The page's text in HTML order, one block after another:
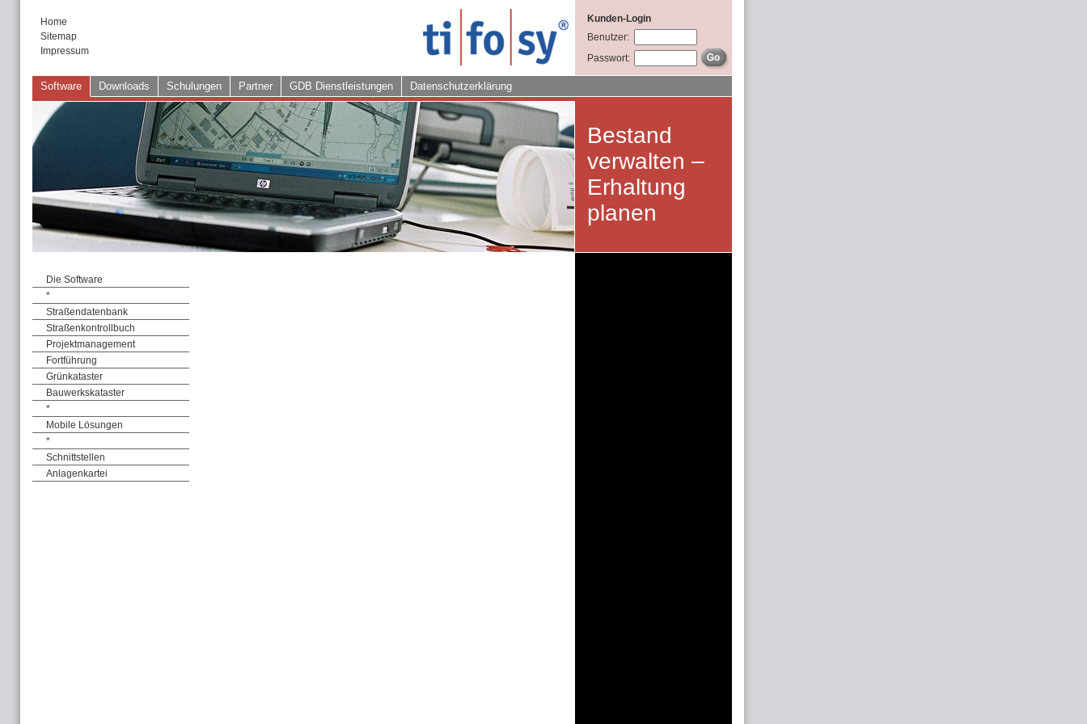
Home
Sitemap
Impressum
Kunden-Login
Benutzer:
Passwort:
Software Downloads Schulungen Partner GDB Dienstleistungen Datenschutzerklärung
Bestand
verwalten –
Erhaltung
planen
Die Software
*
Straßendatenbank
Straßenkontrollbuch
Projektmanagement
Fortführung
Grünkataster
Bauwerkskataster
*
Mobile Lösungen
*
Schnittstellen
Anlagenkartei